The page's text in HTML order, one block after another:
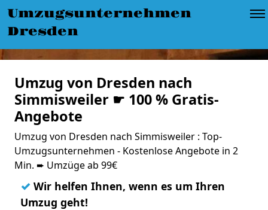
Umzugsunternehmen
Dresden
Umzug von Dresden nach
Simmisweiler ☛ 100 % Gratis-
Angebote
Umzug von Dresden nach Simmisweiler : Top-
Umzugsunternehmen - Kostenlose Angebote in 2
Min. ➨ Umzüge ab 99€
✓ Wir helfen Ihnen, wenn es um Ihren
Umzug geht!